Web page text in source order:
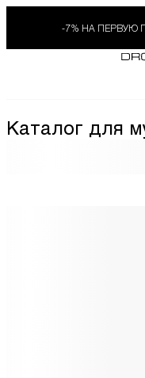
-7% НА ПЕРВУЮ
Каталог для